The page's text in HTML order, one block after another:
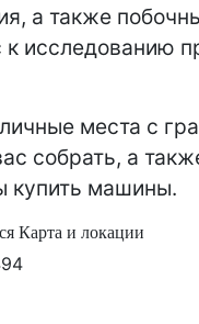
а также
к исследованию
места с
собрать, а
купить машины.
Карта и локации